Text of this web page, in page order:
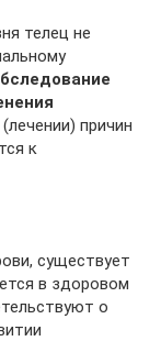
телец не
причин
к
существует
в здоровом
о